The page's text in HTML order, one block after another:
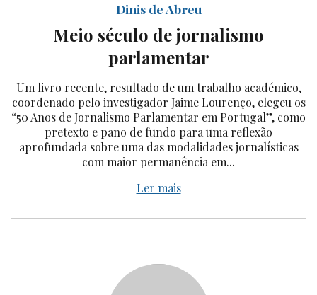
Dinis de Abreu
Meio século de jornalismo
parlamentar
Um livro recente, resultado de um trabalho académico,
coordenado pelo investigador Jaime Lourenço, elegeu os
“50 Anos de Jornalismo Parlamentar em Portugal”, como
pretexto e pano de fundo para uma reflexão
aprofundada sobre uma das modalidades jornalísticas
com maior permanência em...
Ler mais